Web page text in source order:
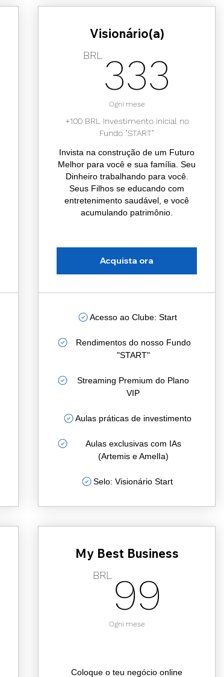
47,90BRL
Visionário(a)
BRL 333
Ogni mese
+100 BRL Investimento inicial no
Fundo "START"
Invista na construção de um Futuro
Melhor para você e sua família. Seu
Dinheiro trabalhando para você.
Seus Filhos se educando com
entretenimento saudável, e você
acumulando patrimônio.
Acquista ora
Acesso ao Clube: Start
Rendimentos do nosso Fundo
"START"
Streaming Premium do Plano
VIP
Aulas práticas de investimento
Aulas exclusivas com IAs
(Artemis e AmelIa)
Selo: Visionário Start
My Best Business
BRL 99
Ogni mese
Coloque o teu negócio online